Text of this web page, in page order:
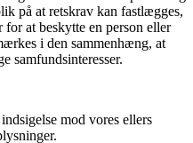
på at retskrav kan fastlægges,
at beskytte en person eller
i den sammenhæng, at
samfundsinteresser.
mod vores ellers